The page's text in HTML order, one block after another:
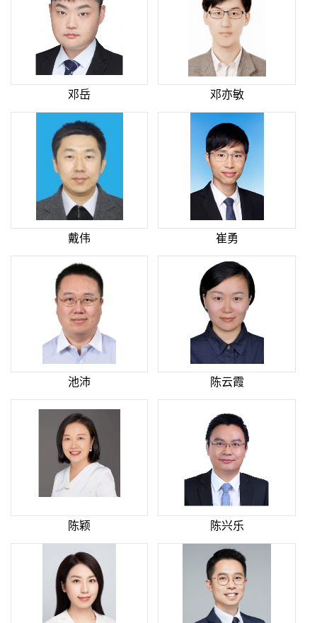
邓岳 邓亦敏
戴伟 崔勇
池沛 陈云霞
陈颖 陈兴乐